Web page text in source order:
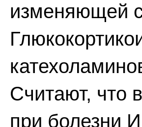
изменяющей
Считают, что
при болезни